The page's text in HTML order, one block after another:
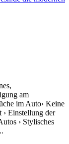
am
im Auto› Keine
› Einstellung der
› Stylisches